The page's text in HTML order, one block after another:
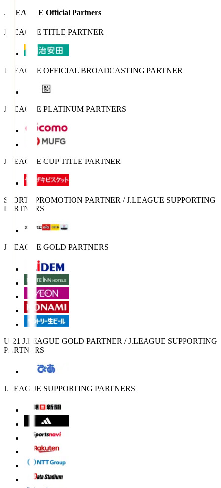
J.LEAGUE Official Partners
J.LEAGUE TITLE PARTNER
J.LEAGUE OFFICIAL BROADCASTING PARTNER
J.LEAGUE PLATINUM PARTNERS
J.LEAGUE CUP TITLE PARTNER
SPORTS PROMOTION PARTNER / J.LEAGUE SUPPORTING
PARTNERS
J.LEAGUE GOLD PARTNERS
U-21 J.LEAGUE GOLD PARTNER / J.LEAGUE SUPPORTING
PARTNERS
J.LEAGUE SUPPORTING PARTNERS